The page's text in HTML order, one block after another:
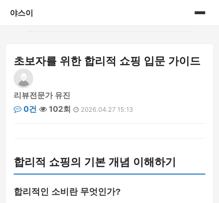
야스이
게시판
초보자를 위한 합리적 쇼핑 입문 가이드
리뷰전문가 유진
0건
102회 2026.04.27 15:13
합리적 쇼핑의 기본 개념 이해하기
합리적인 소비란 무엇인가?